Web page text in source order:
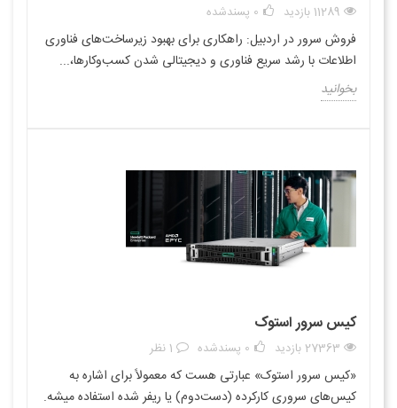
11289 بازدید 0 پسندشده
فروش سرور در اردبیل: راهکاری برای بهبود زیرساخت‌های فناوری
اطلاعات با رشد سریع فناوری و دیجیتالی شدن کسب‌وکارها،...
بخوانید
کیس سرور استوک
27363 بازدید 0 پسندشده 1 نظر
«کیس سرور استوک» عبارتی هست که معمولاً برای اشاره به
کیس‌های سروری کارکرده (دست‌دوم) یا ریفر شده استفاده میشه.